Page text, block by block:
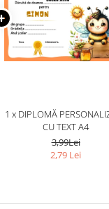
1 x DIPLOMĂ
CU TEXT A4
3,99Lei
2,79 Lei